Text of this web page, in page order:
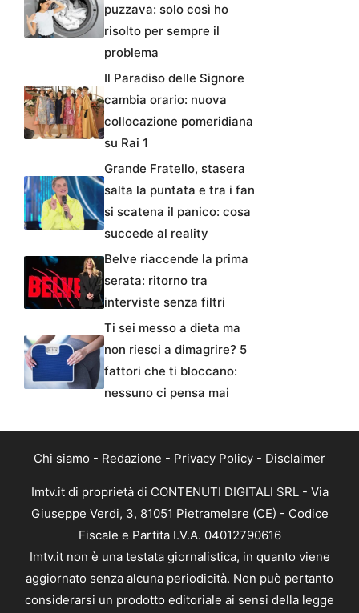
puzzava: solo così ho
risolto per sempre il
problema
Il Paradiso delle Signore
cambia orario: nuova
collocazione pomeridiana
su Rai 1
Grande Fratello, stasera
salta la puntata e tra i fan
si scatena il panico: cosa
succede al reality
Belve riaccende la prima
serata: ritorno tra
interviste senza filtri
Ti sei messo a dieta ma
non riesci a dimagrire? 5
fattori che ti bloccano:
nessuno ci pensa mai
Chi siamo - Redazione - Privacy Policy - Disclaimer
Imtv.it di proprietà di CONTENUTI DIGITALI SRL - Via
Giuseppe Verdi, 3, 81051 Pietramelare (CE) - Codice
Fiscale e Partita I.V.A. 04012790616
Imtv.it non è una testata giornalistica, in quanto viene
aggiornato senza alcuna periodicità. Non può pertanto
considerarsi un prodotto editoriale ai sensi della legge